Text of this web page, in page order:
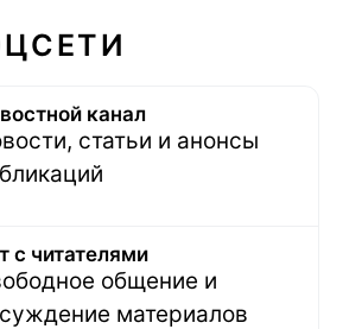
канал
статьи и анонсы
с читателями
общение и
материалов